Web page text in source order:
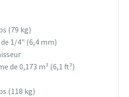
(79 kg)
1/4" (6,4 mm)
de 0,173 m³ (6,1 ft³)
(118 kg)